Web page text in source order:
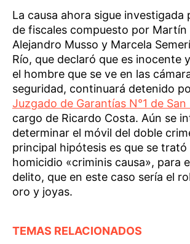
La causa ahora sigue investigada
de fiscales compuesto por Martín
Alejandro Musso y Marcela
Río, que declaró que es inocente
el hombre que se ve en las
seguridad, continuará detenido
Juzgado de Garantías N°1 de San
cargo de Ricardo Costa. Aún se
determinar el móvil del doble
principal hipótesis es que se trató
homicidio «criminis causa», para
delito, que en este caso sería el
oro y joyas.
TEMAS RELACIONADOS